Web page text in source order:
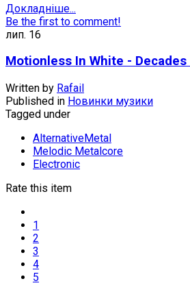
Докладніше...
Be the first to comment!
лип. 16
Motionless In White -
Written by Rafail
Published in Новинки музики
Tagged under
AlternativeMetal
Melodic Metalcore
Electronic
Rate this item
1
2
3
4
5